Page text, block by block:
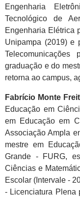
Engenharia
Tecnológico de
Engenharia Elétrica
Unipampa (2019) e
graduação e do
retorna ao campus,
Fabrício Monte
Educação em
em Educação em
Associação Ampla
mestre em
Grande - FURG,
Ciências e
Escolar (Intervale -
- Licenciatura Plena